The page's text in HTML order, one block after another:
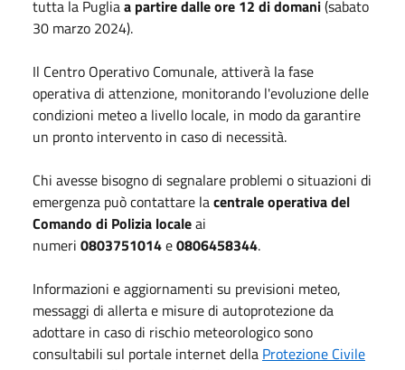
tutta la Pugliaa partiredalle ore 12 di domani(sabato
30 marzo 2024).
Il Centro Operativo Comunale, attiverà la fase
operativa di attenzione, monitorando l'evoluzione delle
condizioni meteo a livello locale, in modo da garantire
un pronto intervento in caso di necessità.
Chi avesse bisogno di segnalare problemi o situazioni di
emergenza può contattare lacentrale operativa del
Comando di Polizia localeai
numeri 0803751014e0806458344.
Informazioni e aggiornamenti su previsioni meteo,
messaggi di allerta e misure di autoprotezione da
adottare in caso di rischio meteorologico sono
consultabili sul portale internet della Protezione Civile